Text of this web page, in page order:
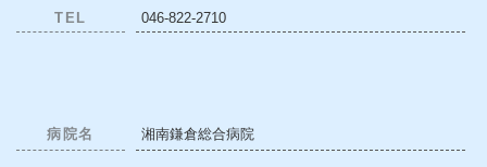
TEL 046-822-2710
病院名 湘南鎌倉総合病院